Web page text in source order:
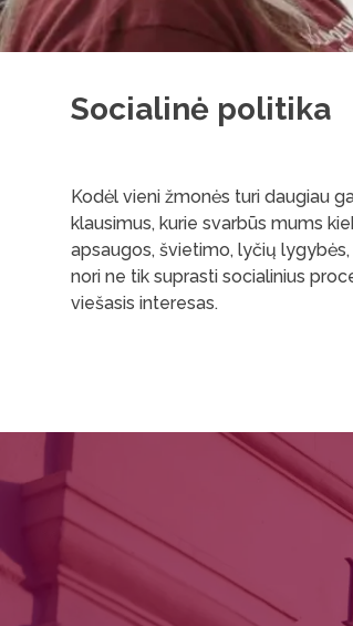
Socialinė politika
Kodėl vieni žmonės turi daugiau
klausimus, kurie svarbūs mums
apsaugos, švietimo, lyčių
nori ne tik suprasti socialinius
viešasis interesas.